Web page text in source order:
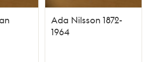
Ada Nilsson 1872-
1964